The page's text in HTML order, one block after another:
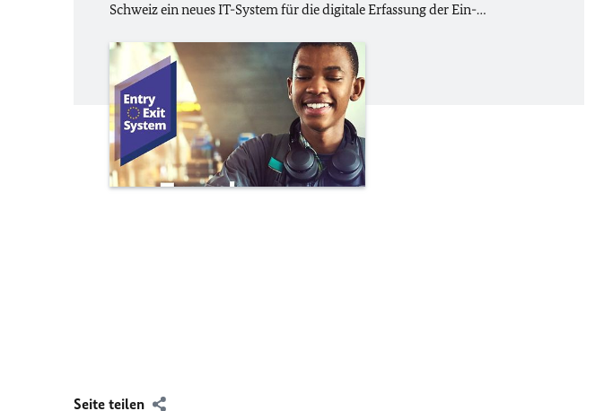
Schweiz ein neues IT-System für die digitale Erfassung der Ein-…
Seite teilen